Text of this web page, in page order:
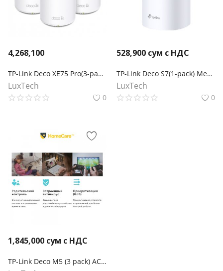
4,268,100
TP-Link Deco XE75 Pro(3-pack) Трехдиапазонная Mesh-система Wi-Fi 6E AXE5400
LuxTech
0
528,900 сум с НДС
TP-Link Deco S7(1-pack) Mesh-модуль AC1900
LuxTech
0
1,845,000 сум с НДС
TP-Link Deco M5 (3 pack) AC1300 Домашняя Mesh Wi-Fi система